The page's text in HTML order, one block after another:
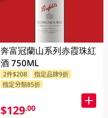
奔富冠蘭山系列赤霞珠紅
酒 750ML
2件$208
指定品牌9折
指定分類85折
$129.00